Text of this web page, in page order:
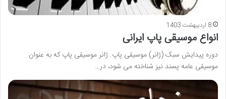
8 اردیبهشت 1403
انواع موسیقی پاپ ایرانی
دوره پیدایش سبک (ژانر) موسیقی پاپ. ژانر موسیقی پاپ که به عنوان
موسیقی عامه پسند نیز شناخته می شود، در…